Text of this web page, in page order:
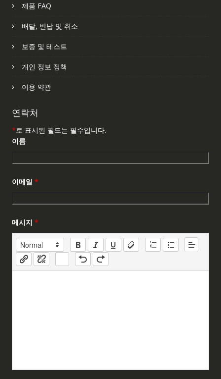
제품 FAQ
배달, 반납 및 취소
보증 및 테스트
개인 정보 정책
이용 약관
연락처
*로 표시된 필드는 필수입니다.
이름
이메일 *
메시지 *